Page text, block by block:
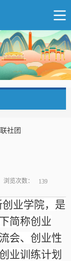
社团
浏览次数： 139
业学院，是
简称创业
会、创业性
业训练计划